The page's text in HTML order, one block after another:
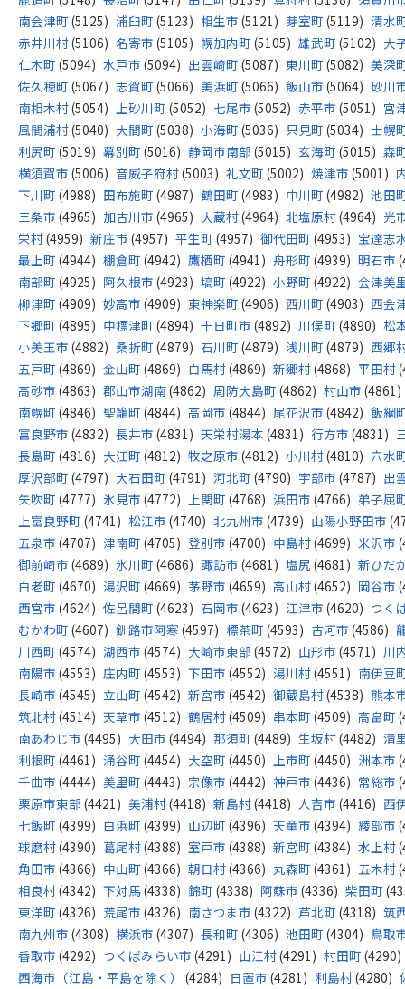
南会津町 (5125) 浦臼町 (5123) 相生市 (5121) 芽室町 (5119) 清水
赤井川村(5106) 名寄市 (5105) 幌加内町 (5105) 雄武町 (5102) 大
仁木町 (5094) 水戸市 (5094) 出雲崎町 (5087) 東川町 (5082) 美深
佐久穂町 (5067) 志賀町 (5066) 美浜町 (5066) 飯山市 (5064) 砂川
南相木村(5054) 上砂川町 (5052) 七尾市 (5052) 赤平市 (5051) 宮
風間浦村(5040) 大間町 (5038) 小海町 (5036) 只見町 (5034) 士幌
利尻町 (5019) 幕別町 (5016) 静岡市南部 (5015) 玄海町 (5015) 森
横須賀市 (5006) 音威子府村(5003) 礼文町 (5002) 焼津市 (5001)
下川町 (4988) 田布施町 (4987) 鶴田町 (4983) 中川町 (4982) 池田
三条市 (4965) 加古川市 (4965) 大蔵村(4964) 北塩原村(4964) 光
栄村(4959) 新庄市 (4957) 平生町 (4957) 御代田町 (4953) 宝達志
最上町 (4944) 棚倉町 (4942) 鷹栖町 (4941) 舟形町 (4939) 明石市
南部町 (4925) 阿久根市 (4923) 塙町 (4922) 小野町 (4922) 会津美
柳津町 (4909) 妙高市 (4909) 東神楽町 (4906) 西川町 (4903) 西会
下郷町 (4895) 中標津町 (4894) 十日町市 (4892) 川俣町 (4890) 松
小美玉市 (4882) 桑折町 (4879) 石川町 (4879) 浅川町 (4879) 西郷
五戸町 (4869) 金山町 (4869) 白馬村(4869) 新郷村(4868) 平田村
高砂市 (4863) 郡山市湖南(4862) 周防大島町 (4862) 村山市 (4861)
南幌町 (4846) 聖籠町 (4844) 高岡市 (4844) 尾花沢市 (4842) 飯綱
富良野市 (4832) 長井市 (4831) 天栄村湯本 (4831) 行方市 (4831)
長島町 (4816) 大江町 (4812) 牧之原市 (4812) 小川村(4810) 穴水
厚沢部町 (4797) 大石田町 (4791) 河北町 (4790) 宇部市 (4787) 出
矢吹町 (4777) 氷見市 (4772) 上関町 (4768) 浜田市 (4766) 弟子屈
上富良野町 (4741) 松江市 (4740) 北九州市 (4739) 山陽小野田市
五泉市 (4707) 津南町 (4705) 登別市 (4700) 中島村(4699) 米沢市
御前崎市 (4689) 氷川町 (4686) 諏訪市 (4681) 塩尻(4681) 新ひだ
白老町 (4670) 湯沢町 (4669) 茅野市 (4659) 高山村(4652) 岡谷市
西宮市 (4624) 佐呂間町 (4623) 石岡市 (4623) 江津市 (4620) つく
むかわ町 (4607) 釧路市阿寒 (4597) 標茶町 (4593) 古河市 (4586)
川西町 (4574) 湖西市 (4574) 大崎市東部 (4572) 山形市 (4571) 川
南陽市 (4553) 庄内町 (4553) 下田市 (4552) 湯川村(4551) 南伊豆
長崎市 (4545) 立山町 (4542) 新宮市 (4542) 御蔵島村(4538) 熊本
筑北村(4514) 天草市 (4512) 鶴居村(4509) 串本町 (4509) 高畠町
南あわじ市 (4495) 大田市 (4494) 那須町 (4489) 生坂村(4482) 清
利根町 (4461) 涌谷町 (4454) 大空町 (4450) 上市町 (4450) 洲本市
千曲市 (4444) 美里町 (4443) 宗像市 (4442) 神戸市 (4436) 常総市
栗原市東部 (4421) 美浦村(4418) 新島村(4418) 人吉市 (4416) 西
七飯町 (4399) 白浜町 (4399) 山辺町 (4396) 天童市 (4394) 綾部市
球磨村(4390) 葛尾村(4388) 室戸市 (4388) 新宮町 (4384) 水上村
角田市 (4366) 中山町 (4366) 朝日村(4366) 丸森町 (4361) 五木村
相良村(4342) 下対馬(4338) 錦町 (4338) 阿蘇市 (4336) 柴田町
東洋町 (4326) 荒尾市 (4326) 南さつま市 (4322) 芦北町 (4318) 筑
南九州市 (4308) 横浜市 (4307) 長和町 (4306) 池田町 (4304) 鳥取
香取市 (4292) つくばみらい市 (4291) 山江村(4291) 村田町 (4290)
西海市（江島・平島を除く）
(4284) 日置市 (4281) 利島村(4280)